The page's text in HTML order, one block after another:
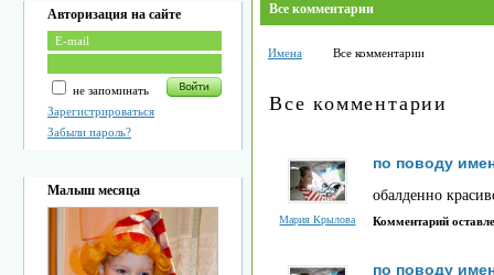
Авторизация на сайте
не запоминать
Зарегистрироваться
Забыли пароль?
Малыш месяца
Все комментарии
Имена Все комментарии
Все комментарии
Мария Крылова
по поводу
обалденно
Комментарий
по поводу